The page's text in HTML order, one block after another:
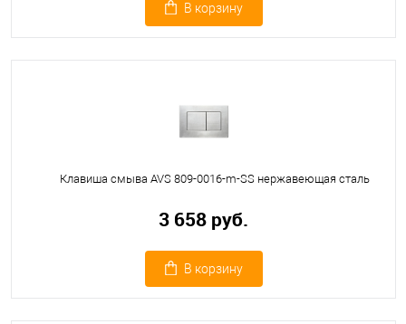
В корзину
Клавиша смыва AVS 809-0016-m-SS нержавеющая сталь
3 658 руб.
В корзину